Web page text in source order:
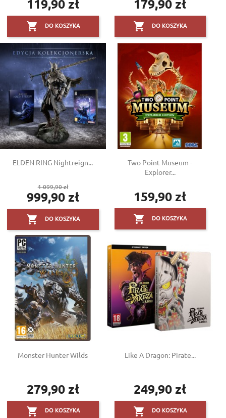
Cena
119,90 zł
 DO KOSZYKA
Cena
179,90 zł
 DO KOSZYKA
ELDEN RING Nightreign...
Cena
podstawowa
1 099,90 zł
Cena
999,90 zł
 DO KOSZYKA
Two Point Museum -
Explorer...
Cena
159,90 zł
 DO KOSZYKA
Monster Hunter Wilds
Cena
279,90 zł
 DO KOSZYKA
Like A Dragon: Pirate...
Cena
249,90 zł
 DO KOSZYKA